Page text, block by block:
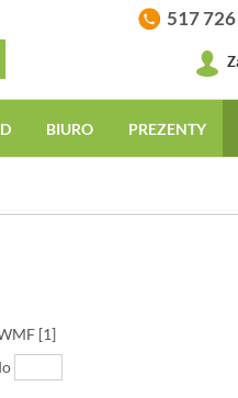
517
BIURO PREZENTY
[1]